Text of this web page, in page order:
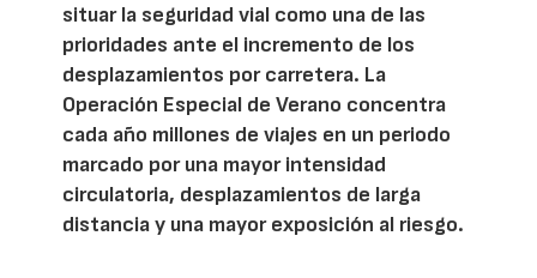
situar la seguridad vial como una de las
prioridades ante el incremento de los
desplazamientos por carretera. La
Operación Especial de Verano concentra
cada año millones de viajes en un periodo
marcado por una mayor intensidad
circulatoria, desplazamientos de larga
distancia y una mayor exposición al riesgo.